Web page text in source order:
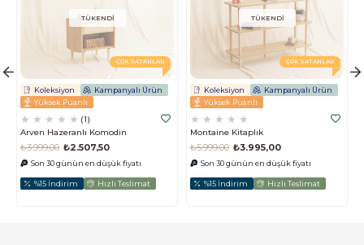
TÜKENDI
Koleksiyon
Kampanyalı Ürün
Yüksek Puanlı
★ ★ ★ ★ ★
1
Arven Hazeranlı Komodin
₺2.507,50
₺3.999,00
Son 30 günün en düşük fiyatı
%15 İndirim Hızlı Teslimat
ÇOK SATANLAR
TÜKENDI
Koleksiyon
Kampanyalı Ürün
Yüksek Puanlı
★ ★ ★ ★ ★
Montaine Kitaplık
₺3.995,00
₺5.999,00
Son 30 günün en düşük fiyatı
%15 İndirim Hızlı Teslimat
ÇOK SATANLAR